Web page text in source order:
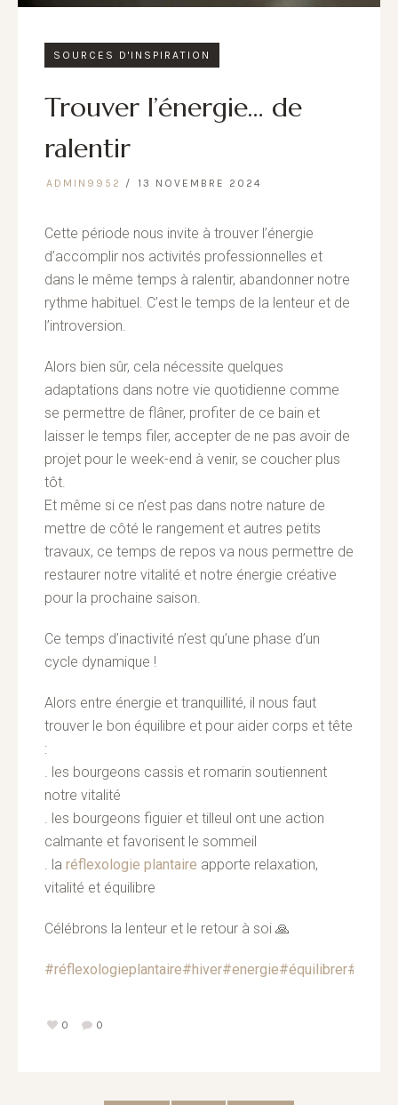
SOURCES D'INSPIRATION
Trouver l’énergie… de
ralentir
ADMIN9952 13 NOVEMBRE 2024
Cette période nous invite à trouver l’énergie
d’accomplir nos activités professionnelles et
dans le même temps à ralentir, abandonner notre
rythme habituel. C’est le temps de la lenteur et de
l’introversion.
Alors bien sûr, cela nécessite quelques
adaptations dans notre vie quotidienne comme
se permettre de flâner, profiter de ce bain et
laisser le temps filer, accepter de ne pas avoir de
projet pour le week-end à venir, se coucher plus
tôt.
Et même si ce n’est pas dans notre nature de
mettre de côté le rangement et autres petits
travaux, ce temps de repos va nous permettre de
restaurer notre vitalité et notre énergie créative
pour la prochaine saison.
Ce temps d’inactivité n’est qu’une phase d’un
cycle dynamique !
Alors entre énergie et tranquillité, il nous faut
trouver le bon équilibre et pour aider corps et tête
:
. les bourgeons cassis et romarin soutiennent
notre vitalité
. les bourgeons figuier et tilleul ont une action
calmante et favorisent le sommeil
. la réflexologie plantaire apporte relaxation,
vitalité et équilibre
Célébrons la lenteur et le retour à soi 🙏
#réflexologieplantaire#hiver#energie#équilibrer
0 0